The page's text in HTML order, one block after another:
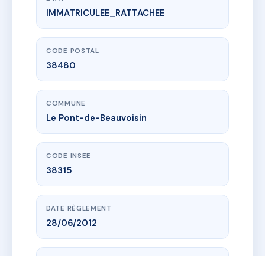
www.vme.plus/AE7476757
COPROPRIETE DU FAUBOURG 51
51 rte de lyon38480 Le Pont-de-Beauvoisin
IMMATRICULEE_RATTACHEE
CODE POSTAL
38480
COMMUNE
Le Pont-de-Beauvoisin
CODE INSEE
38315
DATE RÈGLEMENT
28/06/2012